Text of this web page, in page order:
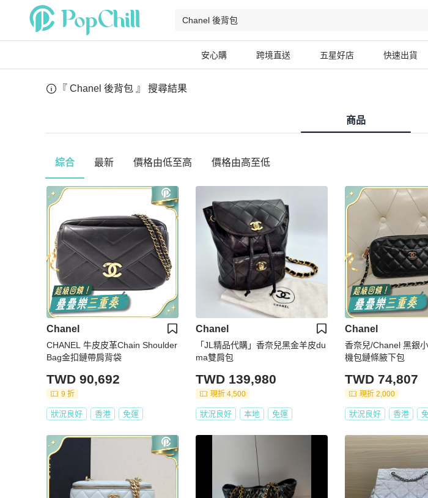
安心購 跨境直送 五星好店 快速出貨
『 Chanel 後背包 』 搜尋結果
商品
綜合 最新 價格由低至高 價格由高至低
Chanel
CHANEL 牛皮皮革Chain Shoulder
Bag金扣鏈帶肩背袋
TWD 90,692
9 折
狀況良好 香港 免運
Chanel
「JL精品代購」香奈兒黑金羊皮du
ma雙肩包
TWD 139,980
現折 4,500
狀況良好 本地 免運
Chanel
香奈兒/Chanel 黑銀
機包鏈條腋下包
TWD 74,807
現折 2,000
狀況良好 香港